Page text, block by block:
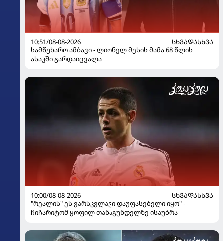
10:51/08-08-2026
ᲡᲮᲕᲐᲓᲐᲡᲮᲕᲐ
სამწუხარო ამბავი - ლიონელ მესის მამა 68 წლის
ასაკში გარდაიცვალა
10:00/08-08-2026
ᲡᲮᲕᲐᲓᲐᲡᲮᲕᲐ
"რეალის" ეს ვარსკვლავი დაუფასებელი იყო" -
ჩიჩარიტომ ყოფილ თანაგუნდელზე ისაუბრა